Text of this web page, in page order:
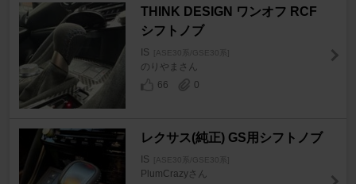
THINK DESIGN ワンオフ RCF
シフトノブ
IS [ASE30系/GSE30系]
のりやまさん
66
0
レクサス(純正) GS用シフトノブ
IS [ASE30系/GSE30系]
PlumCrazyさん